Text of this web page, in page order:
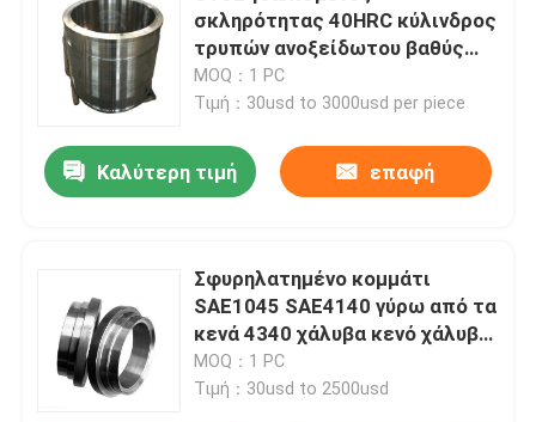
σκληρότητας 40HRC κύλινδρος
τρυπών ανοξείδωτου βαθύς
τρυπώντας με τρυπάνι
MOQ：1 PC
Τιμή：30usd to 3000usd per piece
Καλύτερη τιμή επαφή
Σφυρηλατημένο κομμάτι
SAE1045 SAE4140 γύρω από τα
κενά 4340 χάλυβα κενό χάλυβα
σφράγισης μετάλλων
MOQ：1 PC
Τιμή：30usd to 2500usd